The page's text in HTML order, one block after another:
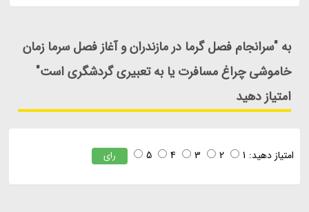
به "سرانجام فصل گرما در مازندران و آغاز فصل سرما زمان
خاموشی چراغ مسافرت یا به تعبیری گردشگری است"
امتیاز دهید
امتیاز دهید: 1
2
3
4
5 رای